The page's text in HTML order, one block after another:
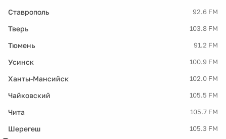
Ставрополь 92.6 FM
Тверь 103.8 FM
Тюмень 91.2 FM
Усинск 100.9 FM
Ханты-Мансийск 102.0 FM
Чайковский 105.5 FM
Чита 105.7 FM
Шерегеш 105.3 FM